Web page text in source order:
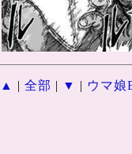
▲ | 全部 | ▼ | ウマ娘